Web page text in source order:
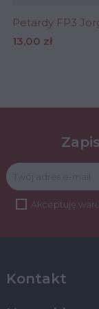
Petardy FP3
Cena
13,00 zł
Akceptuję
Kontakt